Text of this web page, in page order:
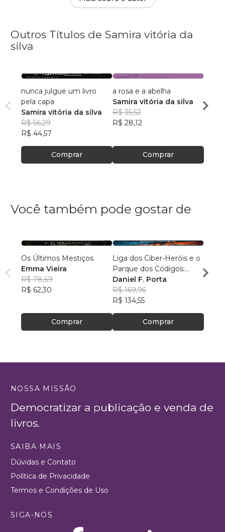
Outros Títulos de Samira vitória da
silva
nunca julgue um livro
pela capa
Samira vitória da silva
R$ 56,29
R$ 44,57
Comprar
a rosa e a abelha
Samira vitória da silva
R$ 35,52
R$ 28,12
Comprar
R$
Você também pode gostar de
Os Últimos Mestiços
Emma Vieira
R$ 78,69
R$ 62,30
Comprar
Liga dos Ciber-Heróis e o
Parque dos Códigos:
Rumo ao Desconhecido
Daniel F. Porta
R$ 169,96
R$ 134,55
Comprar
R$
NOSSA MISSÃO
Democratizar a publicação e venda de
livros.
SAIBA MAIS
Dúvidas e Contato
Política de Privacidade
Termos e Condições de Uso
SIGA-NOS